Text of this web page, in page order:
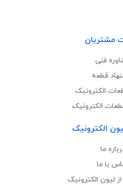
مشتریان
فنی
قطعه
الکترونیک
الکترونیک
الکترونیک
ما
با ما
لیون الکترونیک